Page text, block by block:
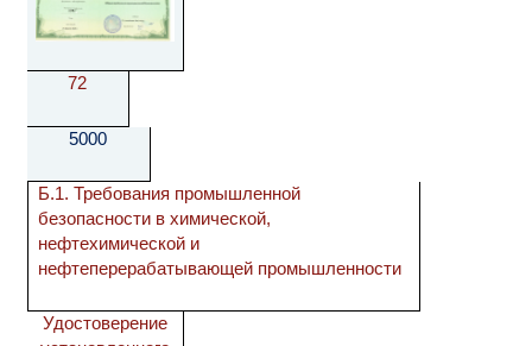
72
5000
Б.1. Требования промышленной
безопасности в химической,
нефтехимической и
нефтеперерабатывающей промышленности
Удостоверение